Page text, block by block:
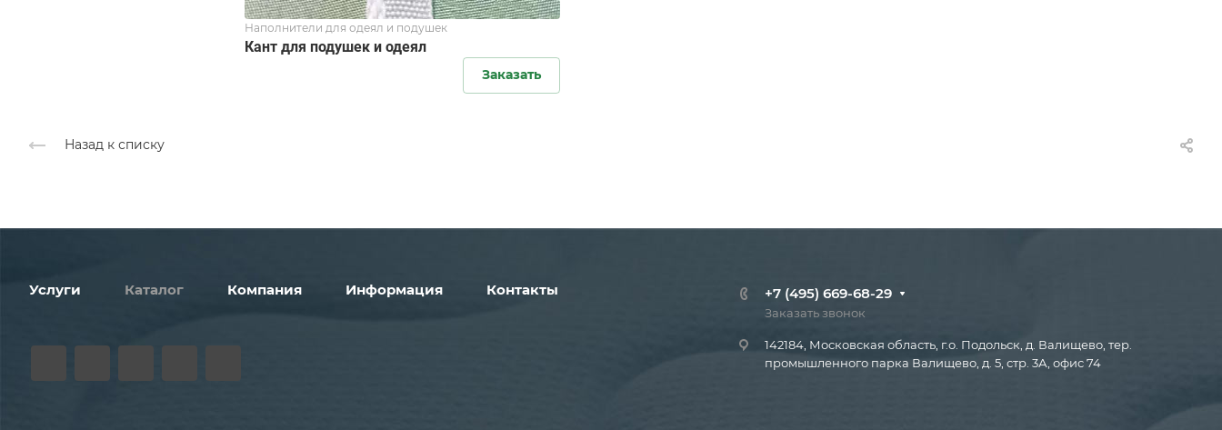
Наполнители для одеял и подушек
Кант для подушек и одеял
Заказать
Назад к списку
Услуги Каталог Компания Информация Контакты +7 (495) 669-68-29
Заказать звонок
142184, Московская область, г.о. Подольск, д. Валищево, тер.
промышленного парка Валищево, д. 5, стр. 3А, офис 74